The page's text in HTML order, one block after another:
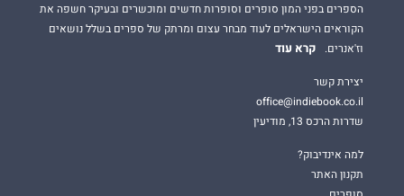
הספרים בפני המון סופרים וסופרות חדשים ומוכשרים ובעיקר חשפה את
הקוראים הישראלים לעוד מבחר עצום ומרתק של ספרים בשלל נושאים
וז'אנרים.
קרא עוד
יצירת קשר
office@indiebook.co.il
שדרות הרכס 13, מודיעין
למה אינדיבוק?
תקנון האתר